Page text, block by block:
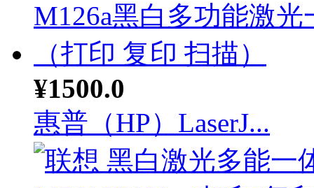
¥1500.0
惠普（HP）LaserJ...